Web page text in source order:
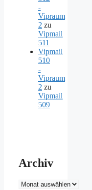
-
Vipraum
2 zu
Vipmail
511
Vipmail
510
-
Vipraum
2 zu
Vipmail
509
Archiv
Archiv